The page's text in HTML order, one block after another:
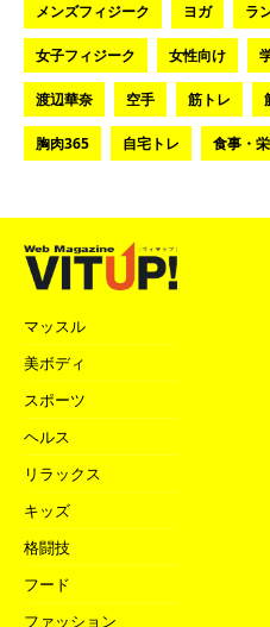
メンズフィジーク ヨガ ラ
女子フィジーク 女性向け
渡辺華奈 空手 筋トレ
胸肉365 自宅トレ 食事・
マッスル
美ボディ
スポーツ
ヘルス
リラックス
キッズ
格闘技
フード
ファッション